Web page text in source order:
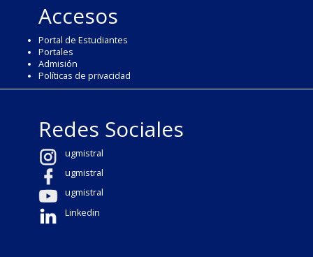
Accesos
Portal de Estudiantes
Portales
Admisión
Políticas de privacidad
Redes Sociales
ugmistral
ugmistral
ugmistral
Linkedin